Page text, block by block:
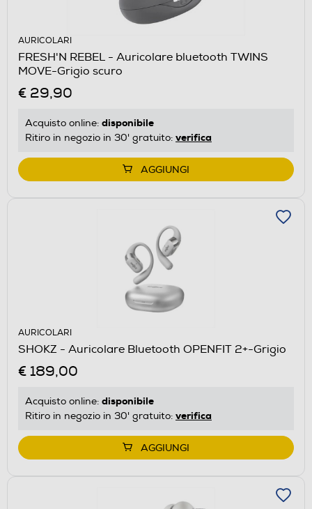
AURICOLARI
FRESH'N REBEL - Auricolare bluetooth TWINS
MOVE-Grigio scuro
€ 29,90
Acquisto online: disponibile
Ritiro in negozio in 30' gratuito: verifica
AGGIUNGI
AURICOLARI
SHOKZ - Auricolare Bluetooth OPENFIT 2+-Grigio
€ 189,00
Acquisto online: disponibile
Ritiro in negozio in 30' gratuito: verifica
AGGIUNGI